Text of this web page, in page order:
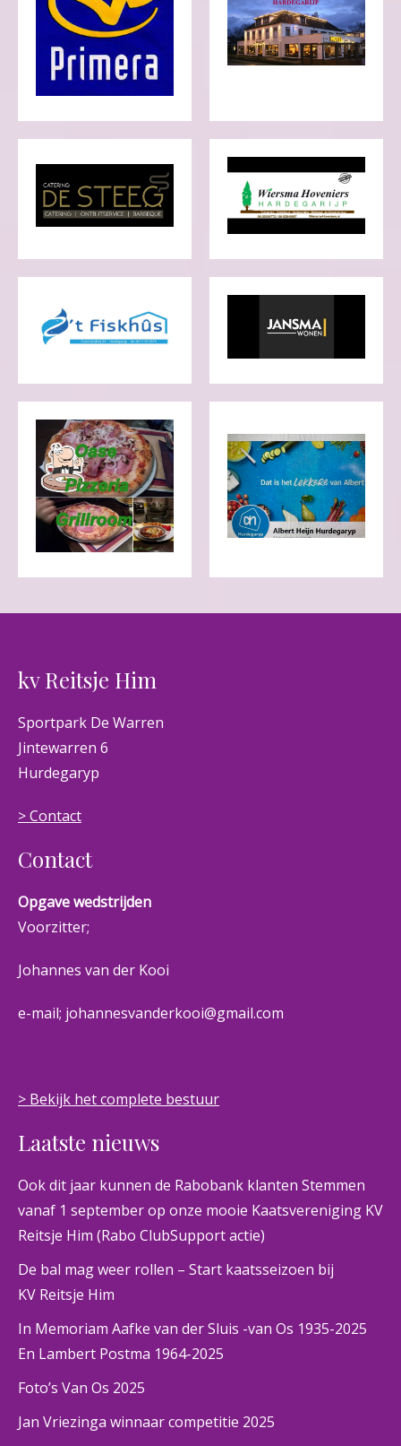
kv Reitsje Him
Sportpark De Warren
Jintewarren 6
Hurdegaryp
> Contact
Contact
Opgave wedstrijden
Voorzitter;
Johannes van der Kooi
e-mail; johannesvanderkooi@gmail.com
> Bekijk het complete bestuur
Laatste nieuws
Ook dit jaar kunnen de Rabobank klanten Stemmen
vanaf 1 september op onze mooie Kaatsvereniging KV
Reitsje Him (Rabo ClubSupport actie)
De bal mag weer rollen – Start kaatsseizoen bij
KV Reitsje Him
In Memoriam Aafke van der Sluis -van Os 1935-2025
En Lambert Postma 1964-2025
Foto’s Van Os 2025
Jan Vriezinga winnaar competitie 2025